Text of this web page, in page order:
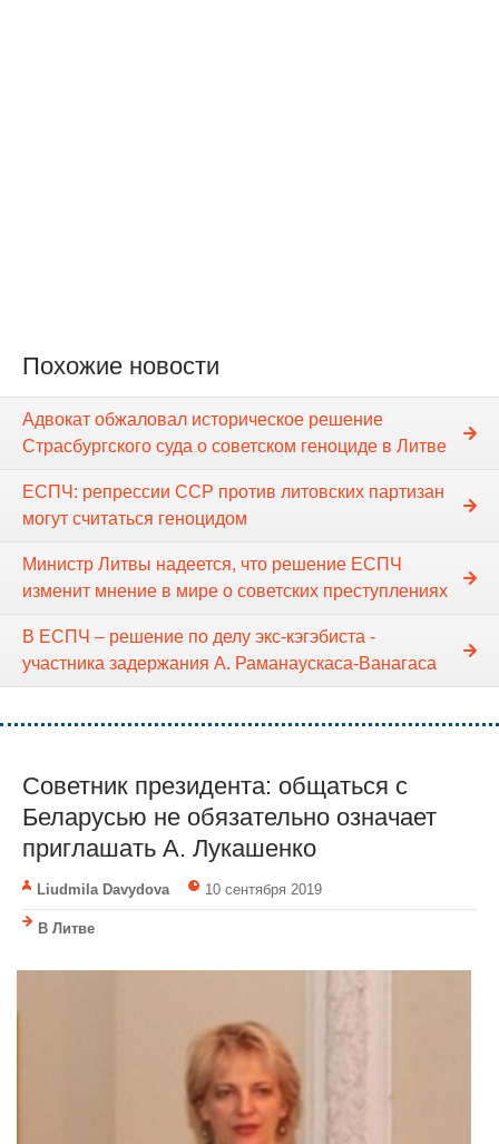
Похожие новости
Адвокат обжаловал историческое решение
Страсбургского суда о советском геноциде в Литве
ЕСПЧ: репрессии ССР против литовских партизан
могут считаться геноцидом
Министр Литвы надеется, что решение ЕСПЧ
изменит мнение в мире о советских преступлениях
В ЕСПЧ – решение по делу экс-кэгэбиста -
участника задержания А. Раманаускаса-Ванагаса
Советник президента: общаться с
Беларусью не обязательно означает
приглашать А. Лукашенко
Liudmila Davydova 10 сентября 2019
В Литве